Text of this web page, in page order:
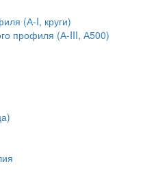
(А-I, круги)
профиля (А-III, А500)